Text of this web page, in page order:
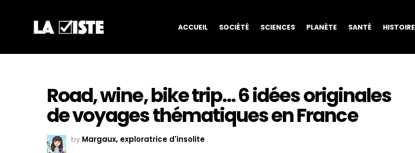
ACCUEIL SOCIÉTÉ SCIENCES PLANÈTE SANTÉ HISTOIRE
Road, wine, bike trip… 6 idées originales
de voyages thématiques en France
by Margaux, exploratrice d'insolite